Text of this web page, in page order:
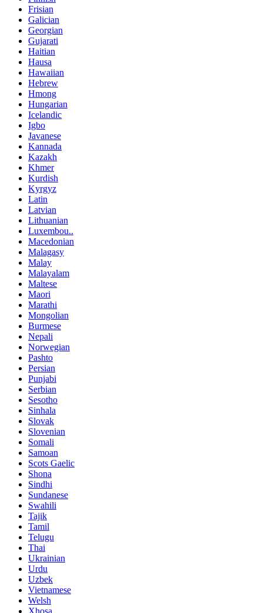
Frisian
Galician
Georgian
Gujarati
Haitian
Hausa
Hawaiian
Hebrew
Hmong
Hungarian
Icelandic
Igbo
Javanese
Kannada
Kazakh
Khmer
Kurdish
Kyrgyz
Latin
Latvian
Lithuanian
Luxembou..
Macedonian
Malagasy
Malay
Malayalam
Maltese
Maori
Marathi
Mongolian
Burmese
Nepali
Norwegian
Pashto
Persian
Punjabi
Serbian
Sesotho
Sinhala
Slovak
Slovenian
Somali
Samoan
Scots Gaelic
Shona
Sindhi
Sundanese
Swahili
Tajik
Tamil
Telugu
Thai
Ukrainian
Urdu
Uzbek
Vietnamese
Welsh